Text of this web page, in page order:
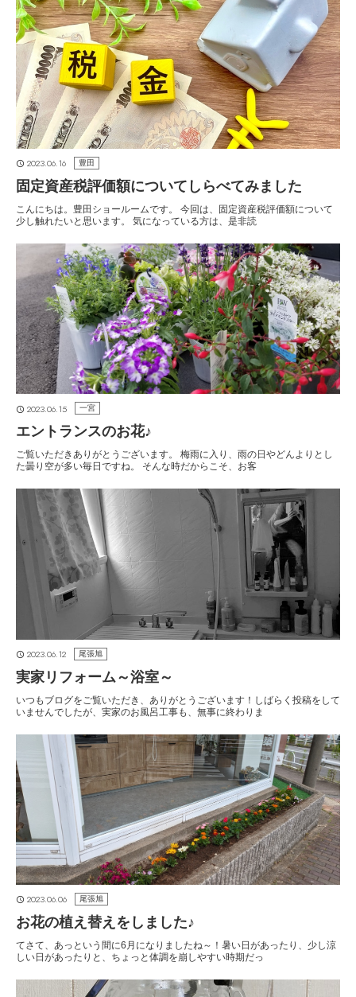
2023.06.16 豊田
固定資産税評価額についてしらべてみました
こんにちは。豊田ショールームです。 今回は、固定資産税評価額について
少し触れたいと思います。 気になっている方は、是非読
2023.06.15 一宮
エントランスのお花♪
ご覧いただきありがとうございます。 梅雨に入り、雨の日やどんよりとし
た曇り空が多い毎日ですね。 そんな時だからこそ、お客
2023.06.12 尾張旭
実家リフォーム～浴室～
いつもブログをご覧いただき、ありがとうございます！しばらく投稿をして
いませんでしたが、実家のお風呂工事も、無事に終わりま
2023.06.06 尾張旭
お花の植え替えをしました♪
てさて、あっという間に6月になりましたね～！暑い日があったり、少し涼
しい日があったりと、ちょっと体調を崩しやすい時期だっ